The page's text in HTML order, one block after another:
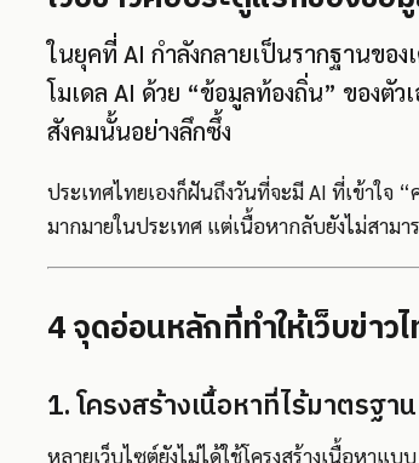
ในยุคที่ AI กำลังกลายเป็นรากฐานขอ
โมเดล AI ด้วย “ข้อมูลท้องถิ่น” ของตั
สังคมนั้นอย่างลึกซึ้ง
ประเทศไทยเองก็ฝันถึงวันที่จะมี AI ที่เข้าใจ
มากมายในประเทศ แต่เนื้อหากลับยังไม่สามา
4 จุดอ่อนหลักที่ทำให้เว็บข่า
1. โครงสร้างเนื้อหาที่ไร้มาตรฐาน
หลายเว็บไซต์ยังไม่ได้ใช้โครงสร้างเนื้อหาแบบ